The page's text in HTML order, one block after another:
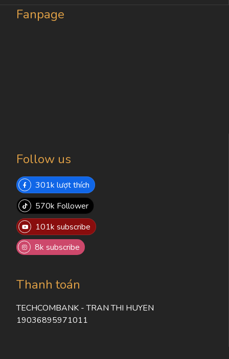
Fanpage
Follow us
301k lượt thích
570k Follower
101k subscribe
8k subscribe
Thanh toán
TECHCOMBANK - TRAN THI HUYEN
19036895971011